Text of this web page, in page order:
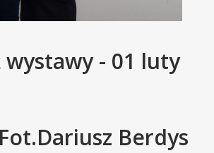
wystawy - 01 luty
Berdys